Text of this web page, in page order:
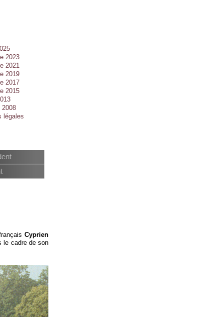
Cyprien
le cadre de son
2023
2021
2019
2017
2015
2008
légales